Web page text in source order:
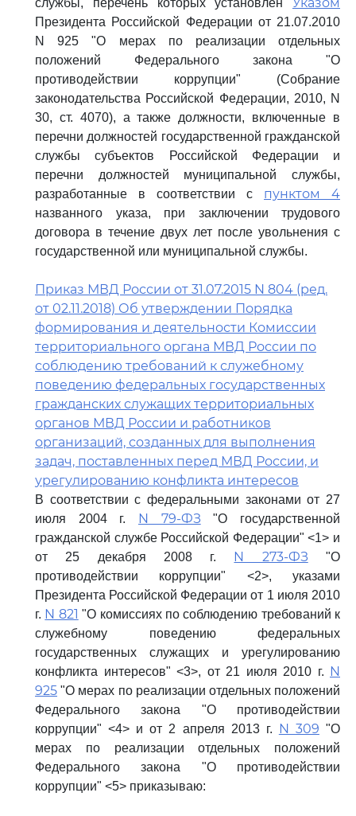
службы, перечень которых установлен
Президента Российской Федерации от 21.07.2010
N 925 "О мерах по реализации отдельных
положений Федерального закона "О
противодействии коррупции" (Собрание
законодательства Российской Федерации, 2010, N
30, ст. 4070), а также должности, включенные в
перечни должностей государственной гражданской
службы субъектов Российской Федерации и
перечни должностей муниципальной службы,
разработанные в соответствии с пунктом 4
названного указа, при заключении трудового
договора в течение двух лет после увольнения с
государственной или муниципальной службы.
Приказ МВД России от 31.07.2015 N 804 (ред.
от 02.11.2018) Об утверждении Порядка
формирования и деятельности Комиссии
территориального органа МВД России по
соблюдению требований к служебному
поведению федеральных государственных
гражданских служащих территориальных
органов МВД России и работников
организаций, созданных для выполнения
задач, поставленных перед МВД России, и
урегулированию конфликта интересов
В соответствии с федеральными законами от 27
июля 2004 г. N 79-ФЗ "О государственной
гражданской службе Российской Федерации" <1> и
от 25 декабря 2008 г. N 273-ФЗ "О
противодействии коррупции" <2>, указами
Президента Российской Федерации от 1 июля 2010
г. N 821 "О комиссиях по соблюдению требований к
служебному поведению федеральных
государственных служащих и урегулированию
конфликта интересов" <3>, от 21 июля 2010 г. N
925 "О мерах по реализации отдельных положений
Федерального закона "О противодействии
коррупции" <4> и от 2 апреля 2013 г. N 309 "О
мерах по реализации отдельных положений
Федерального закона "О противодействии
коррупции" <5> приказываю: